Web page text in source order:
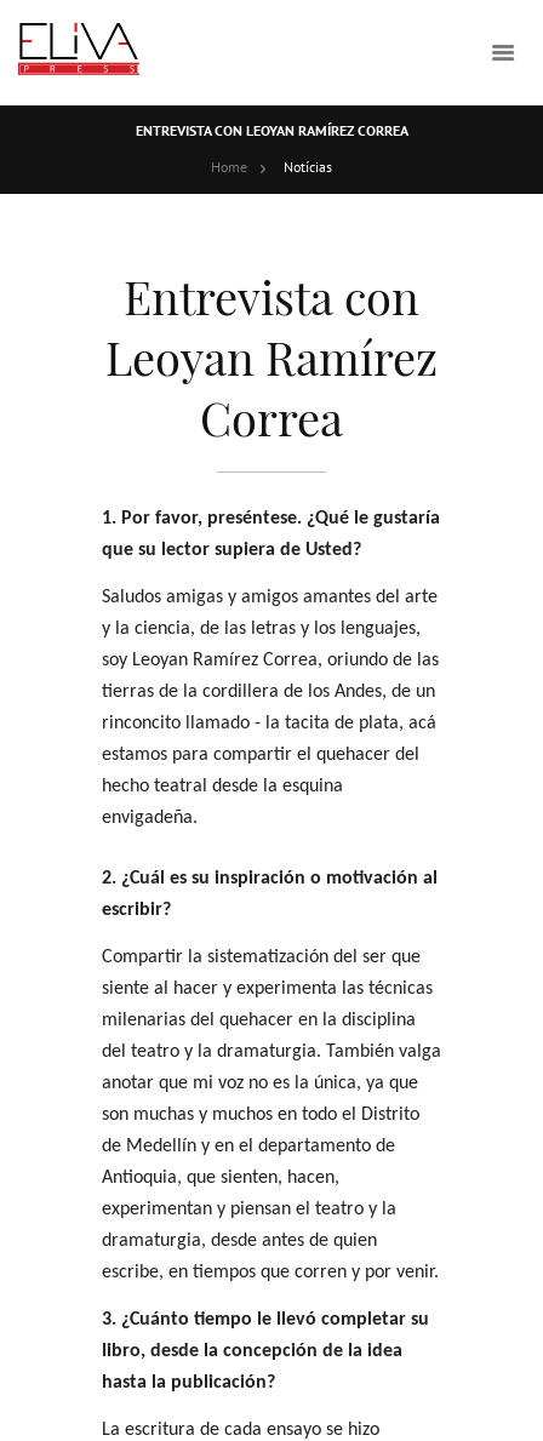
ENTREVISTA CON LEOYAN RAMÍREZ CORREA
Home
Notícias
Entrevista con
Leoyan Ramírez
Correa
1. Por favor, preséntese. ¿Qué le gustaría
que su lector supiera de Usted?
Saludos amigas y amigos amantes del arte
y la ciencia, de las letras y los lenguajes,
soy Leoyan Ramírez Correa, oriundo de las
tierras de la cordillera de los Andes, de un
rinconcito llamado - la tacita de plata, acá
estamos para compartir el quehacer del
hecho teatral desde la esquina
envigadeña.
2. ¿Cuál es su inspiración o motivación al
escribir?
Compartir la sistematización del ser que
siente al hacer y experimenta las técnicas
milenarias del quehacer en la disciplina
del teatro y la dramaturgia. También valga
anotar que mi voz no es la única, ya que
son muchas y muchos en todo el Distrito
de Medellín y en el departamento de
Antioquia, que sienten, hacen,
experimentan y piensan el teatro y la
dramaturgia, desde antes de quien
escribe, en tiempos que corren y por venir.
3. ¿Cuánto tiempo le llevó completar su
libro, desde la concepción de la idea
hasta la publicación?
La escritura de cada ensayo se hizo